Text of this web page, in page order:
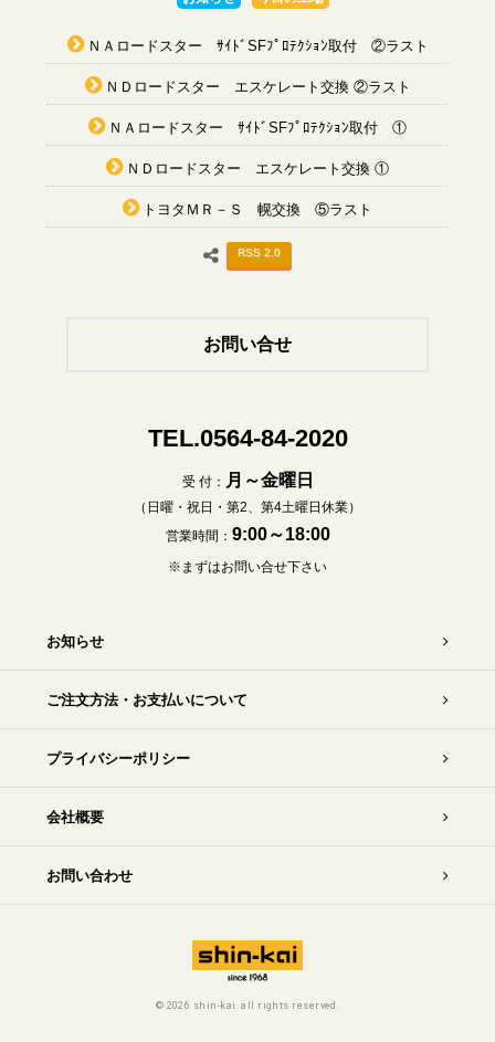
ＮＡロードスター ｻｲﾄﾞSFﾌﾟﾛﾃｸｼｮﾝ取付 ②ラスト
ＮＤロードスター エスケレート交換 ②ラスト
ＮＡロードスター ｻｲﾄﾞSFﾌﾟﾛﾃｸｼｮﾝ取付 ①
ＮＤロードスター エスケレート交換 ①
トヨタＭＲ－Ｓ 幌交換 ⑤ラスト
RSS 2.0
お問い合せ
TEL.0564-84-2020
受 付： 月～金曜日
（日曜・祝日・第2、第4土曜日休業）
営業時間： 9:00～18:00
※まずはお問い合せ下さい
お知らせ
ご注文方法・お支払いについて
プライバシーポリシー
会社概要
お問い合わせ
© 2026 shin-kai. all rights reserved.